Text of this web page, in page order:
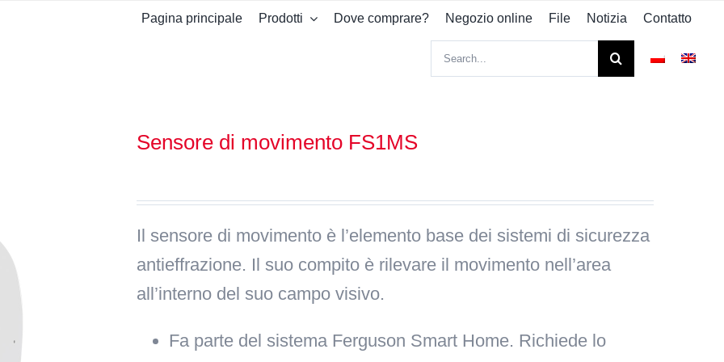
Pagina principale Prodotti Dove comprare? Negozio online File Notizia Contatto
Sensore di movimento FS1MS
Il sensore di movimento è l’elemento base dei sistemi di sicurezza
antieffrazione. Il suo compito è rilevare il movimento nell’area
all’interno del suo campo visivo.
Fa parte del sistema Ferguson Smart Home. Richiede lo